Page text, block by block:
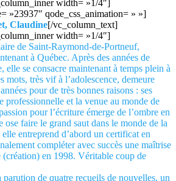
width= »1/4″]
»23937″ qode_css_animation= » »]
Claudine[/vc_column_text]
width= »1/4″]
de Saint-Raymond-de-Portneuf,
à Québec. Après des années de
elle se consacre maintenant à temps plein à
mots, très vif à l’adolescence, demeure
pour de très bonnes raisons : ses
professionnelle et la venue au monde de
pour l’écriture émerge de l’ombre en
ose faire le grand saut dans le monde de la
entreprend d’abord un certificat en
compléter avec succès une maîtrise
(création) en 1998. Véritable coup de
parution de quatre recueils de nouvelles, un